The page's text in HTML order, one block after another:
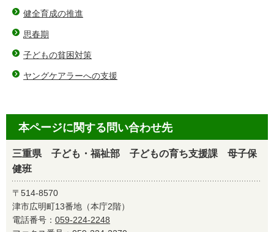
健全育成の推進
思春期
子どもの貧困対策
ヤングケアラーへの支援
本ページに関する問い合わせ先
三重県 子ども・福祉部 子どもの育ち支援課 母子保
健班
〒514-8570
津市広明町13番地（本庁2階）
電話番号： 059-224-2248